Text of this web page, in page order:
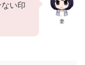
妻
い印